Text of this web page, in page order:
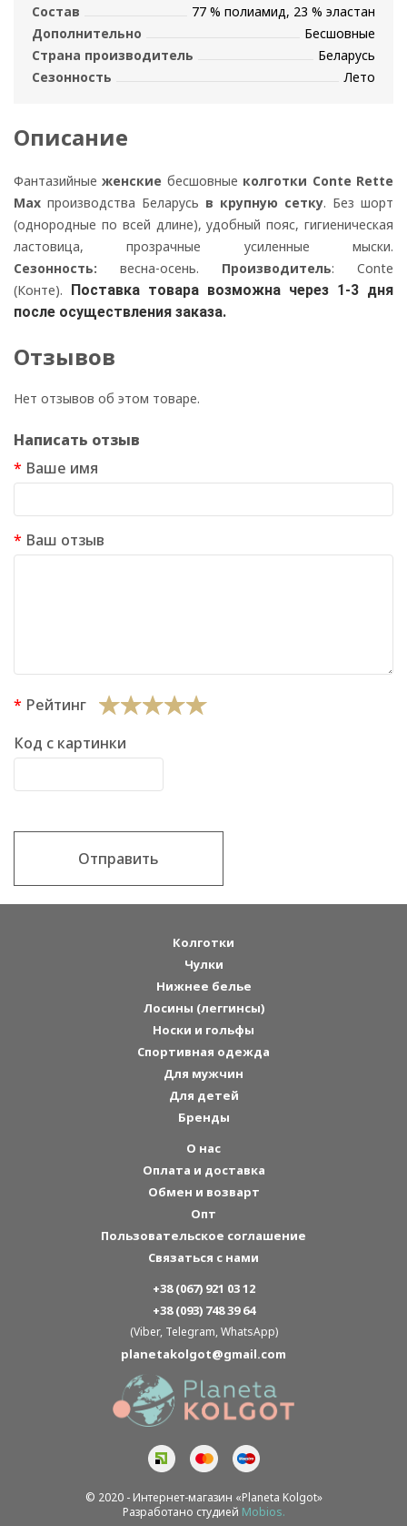
Состав
77 % полиамид, 23 % эластан
Дополнительно
Бесшовные
Страна производитель
Беларусь
Сезонность
Лето
Описание
Фантазийныеженские бесшовные колготки Conte Rette
Max производства Беларусь в крупную сетку. Без шорт
(однородные по всей длине), удобный пояс, гигиеническая
ластовица, прозрачные усиленные мыски.
Сезонность: весна-осень. Производитель: Conte
(Конте).
Поставка товара возможна через 1-3 дня
после осуществления заказа.
Отзывов
Нет отзывов об этом товаре.
Написать отзыв
Ваше имя
Ваш отзыв
Рейтинг
Код с картинки
Отправить
© 2020 - Интернет-магазин «Planeta Kolgot»
Разработано студией Mobios.
Колготки
Чулки
Нижнее белье
Лосины (леггинсы)
Носки и гольфы
Спортивная одежда
Для мужчин
Для детей
Бренды
О нас
Оплата и доставка
Обмен и возварт
Опт
Пользовательское соглашение
Связаться с нами
+38 (067) 921 03 12
+38 (093) 748 39 64
(Viber, Telegram, WhatsApp)
planetakolgot@gmail.com